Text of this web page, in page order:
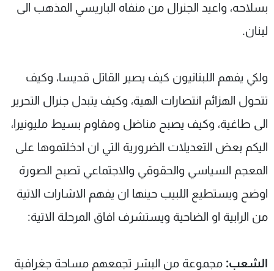
بسلاحه، واعيد الجنرال من منفاه الباريسي المذهب الى
لبنان.
ولكي يفهم اللبنانيون كيف يصير القاتل قديسا، وكيف
تتحول الهزائم انتصارات الهية، وكيف يتبدل جنرال التحرير
الى طاغية، وكيف يصبح مناضل ومقاوم بسيط مليونيرا،
اليكم بعض التعديلات الضرورية التي ان ادخلتموها على
المعجم السياسي والحقوقي والاجتماعي تصبح الصورة
اوضح ويستطيع اللبيب حينها ان يفهم الاشارات الاتية
من الرابية او الضاحية ويستشرف افاق المرحلة الاتية:
الشعب: مجموعة من البشر تجمعهم مساحة جغرافية